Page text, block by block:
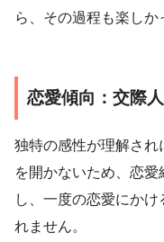
ら、その過程も楽しか
恋愛傾向：交際
独特の感性が理解さ
を開かないため、恋
し、一度の恋愛にか
れません。